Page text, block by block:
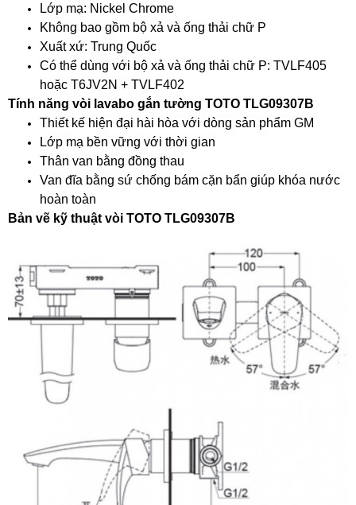
Lớp mạ: Nickel Chrome
Không bao gồm bộ xả và ống thải chữ P
Xuất xứ: Trung Quốc
Có thể dùng với bộ xả và ống thải chữ P: TVLF405
hoặc T6JV2N + TVLF402
Tính năng vòi lavabo gắn tường TOTO TLG09307B
Thiết kế hiện đại hài hòa với dòng sản phẩm GM
Lớp mạ bền vững với thời gian
Thân van bằng đồng thau
Van đĩa bằng sứ chống bám cặn bẩn giúp khóa nước
hoàn toàn
Bản vẽ kỹ thuật vòi TOTO TLG09307B